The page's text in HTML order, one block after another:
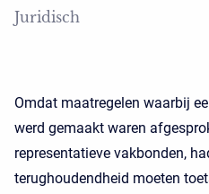
Juridisch
Omdat maatregelen waarbij
werd gemaakt waren
representatieve vakbonden,
terughoudendheid moeten